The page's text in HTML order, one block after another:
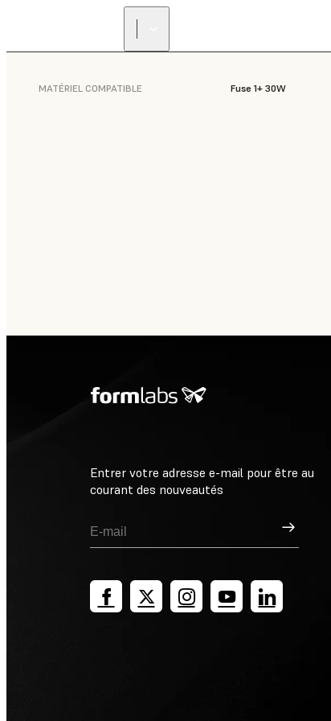
MATÉRIEL COMPATIBLE Fuse 1+ 30W
Entrer votre adresse e-mail pour être au
courant des nouveautés
Inscription